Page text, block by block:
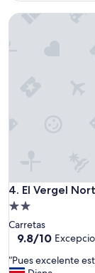
l
s
n
e
c
i
4. El Vergel
El Vergel Norte
Propiedad
de
2.0
Carretas
9.8
10,
9.8/10
““Pues excelente
El Vergel Norte